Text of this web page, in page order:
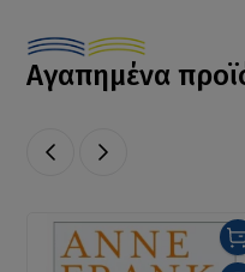
Αγαπημένα